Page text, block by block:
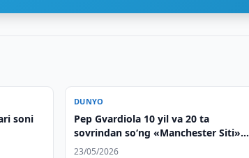
soni
DUNYO
Pep Gvardiola 10 yil va 20 ta
sovrindan so‘ng «Manchester Siti»ni
tark etadi
23/05/2026